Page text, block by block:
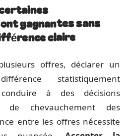
gagnantes sans
claire
offres, déclarer un
statistiquement
à des décisions
de chevauchement des
entre les offres nécessite